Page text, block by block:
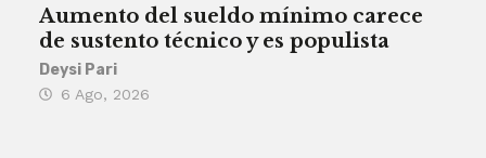
Aumento del sueldo mínimo carece
de sustento técnico y es populista
Deysi Pari
6 Ago, 2026